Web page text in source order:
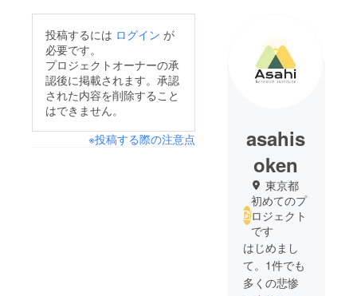
投稿するには ログイン が
必要です。
プロジェクトオーナーの承
認後に掲載されます。承認
された内容を削除すること
はできません。
※投稿する際の注意点
asahis
oken
東京都
初めてのプ
ロジェクト
です
はじめまし
て。1件でも
多くの悲惨